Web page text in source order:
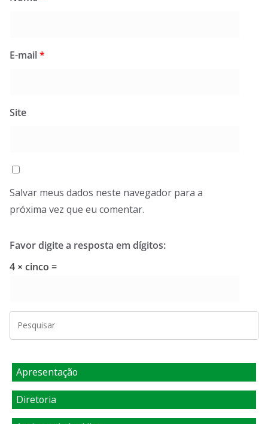
E-mail*
Site
Salvar meus dados neste navegador para a
próxima vez que eu comentar.
Favor digite a resposta em dígitos:
4 × cinco =
Apresentação
Diretoria